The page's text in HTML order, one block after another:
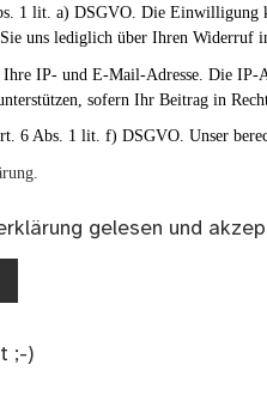
1 lit. a) DSGVO. Die
uns lediglich über Ihren Widerruf
IP- und E-Mail-Adresse. Die IP-
sofern Ihr Beitrag in
6 Abs. 1 lit. f) DSGVO. Unser
gelesen und
;-)